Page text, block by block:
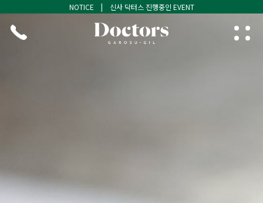
NOTICE | 신사 닥터스 진행중인 EVENT
NOTICE | 신사 닥터스 진행중인 EVENT